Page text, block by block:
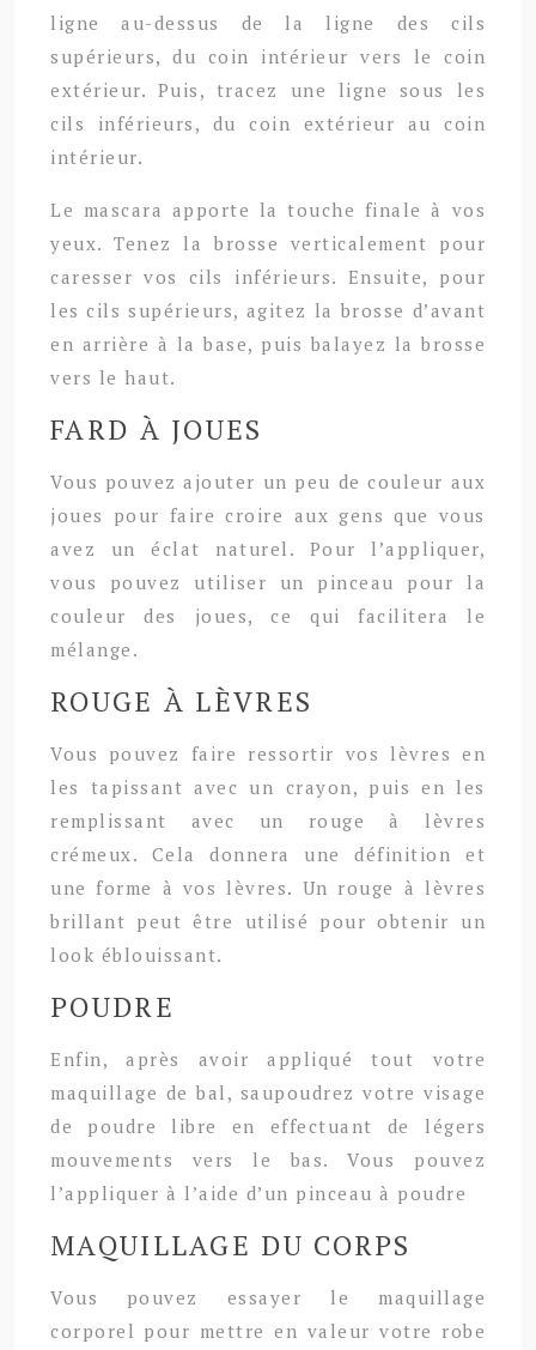
ligne au-dessus de la ligne des cils
supérieurs, du coin intérieur vers le coin
extérieur. Puis, tracez une ligne sous les
cils inférieurs, du coin extérieur au coin
intérieur.
Le mascara apporte la touche finale à vos
yeux. Tenez la brosse verticalement pour
caresser vos cils inférieurs. Ensuite, pour
les cils supérieurs, agitez la brosse d’avant
en arrière à la base, puis balayez la brosse
vers le haut.
FARD À JOUES
Vous pouvez ajouter un peu de couleur aux
joues pour faire croire aux gens que vous
avez un éclat naturel. Pour l’appliquer,
vous pouvez utiliser un pinceau pour la
couleur des joues, ce qui facilitera le
mélange.
ROUGE À LÈVRES
Vous pouvez faire ressortir vos lèvres en
les tapissant avec un crayon, puis en les
remplissant avec un rouge à lèvres
crémeux. Cela donnera une définition et
une forme à vos lèvres. Un rouge à lèvres
brillant peut être utilisé pour obtenir un
look éblouissant.
POUDRE
Enfin, après avoir appliqué tout votre
maquillage de bal, saupoudrez votre visage
de poudre libre en effectuant de légers
mouvements vers le bas. Vous pouvez
l’appliquer à l’aide d’un pinceau à poudre
MAQUILLAGE DU CORPS
Vous pouvez essayer le maquillage
corporel pour mettre en valeur votre robe